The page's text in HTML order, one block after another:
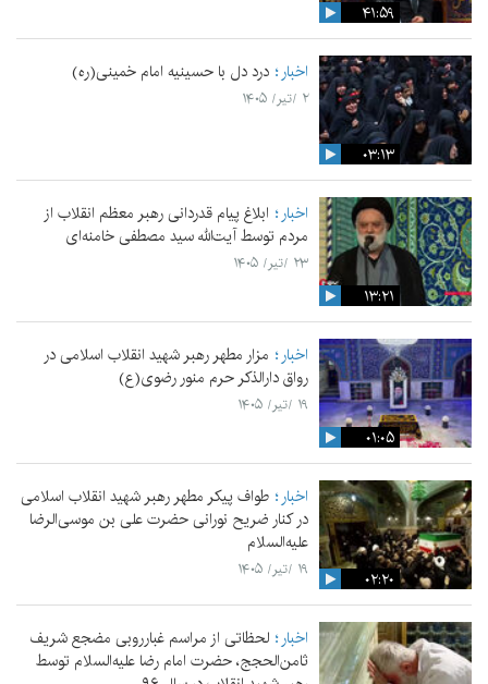
۴۱:۵۹
۰۳:۱۳
اخبار درد دل با حسینیه امام خمینی(ره)
۲ /تیر/ ۱۴۰۵
۱۳:۲۱
اخبار ابلاغ پیام قدردانی رهبر معظم انقلاب از
مردم توسط آیت‌الله سید مصطفی خامنه‌ای
۲۳ /تیر/ ۱۴۰۵
۰۱:۰۵
اخبار مزار مطهر رهبر شهید انقلاب اسلامی در
رواق دارالذکر حرم منور رضوی(ع)
۱۹ /تیر/ ۱۴۰۵
۰۲:۲۰
اخبار طواف پیکر مطهر رهبر شهید انقلاب اسلامی
در کنار ضریح نورانی حضرت علی‌ بن موسی‌الرضا
علیه‌السلام
۱۹ /تیر/ ۱۴۰۵
اخبار لحظاتی از مراسم غبارروبی مضجع شریف
ثامن‌الحجج، حضرت امام رضا علیه‌السلام توسط